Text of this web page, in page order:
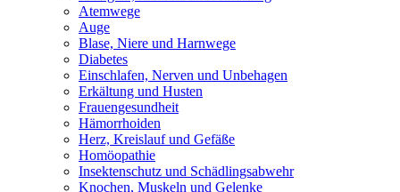
Atemwege
Auge
Blase, Niere und Harnwege
Diabetes
Einschlafen, Nerven und Unbehagen
Erkältung und Husten
Frauengesundheit
Hämorrhoiden
Herz, Kreislauf und Gefäße
Homöopathie
Insektenschutz und Schädlingsabwehr
Knochen, Muskeln und Gelenke